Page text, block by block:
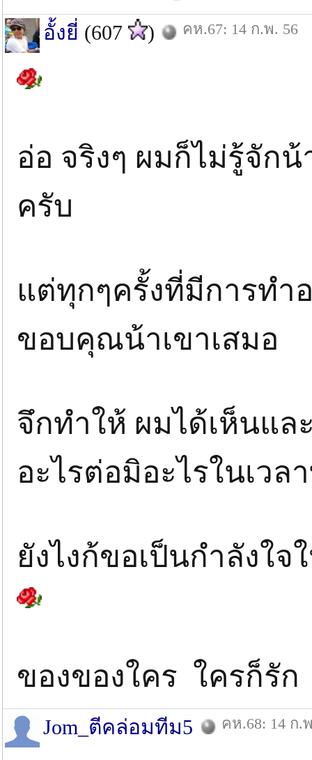
อั้งยี่ (607 ) คห.67: 14 ก.พ. 56
อ่อ จริงๆ ผมก็ไม่รู้จัก
ครับ
แต่ทุกๆครั้งที่มีการทำ
ขอบคุณน้าเขาเสมอ
จึกทำให้ ผมได้เห็นแล
อะไรต่อมิอะไรในเวล
ยังไงก้ขอเป็นกำลังใ
ของของใคร ใครก็รั
Jom_ตีคล่อมทีม5 คห.68: 14 ก.